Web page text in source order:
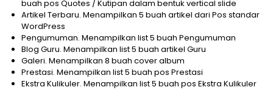
buah pos Quotes / Kutipan dalam bentuk vertical slide
Artikel Terbaru. Menampilkan 5 buah artikel dari Pos standar
WordPress
Pengumuman. Menampilkan list 5 buah Pengumuman
Blog Guru. Menampilkan list 5 buah artikel Guru
Galeri. Menampilkan 8 buah cover album
Prestasi. Menampilkan list 5 buah pos Prestasi
Ekstra Kulikuler. Menampilkan list 5 buah pos Ekstra Kulikuler